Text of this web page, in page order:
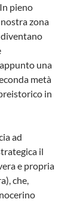
pieno
zona
una
metà
in
ad
il
e propria
che,